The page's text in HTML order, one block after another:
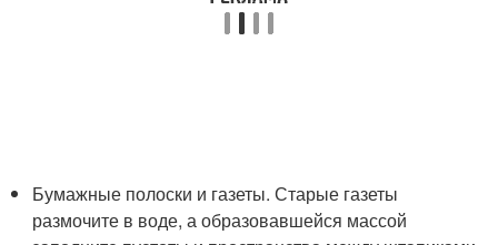
Бумажные полоски и газеты. Старые газеты
размочите в воде, а образовавшейся массой